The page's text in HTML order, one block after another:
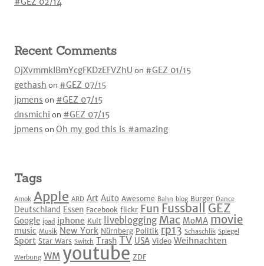
Recent Comments
OjXvmmkIBmYcgFKDzEFVZhU on #GEZ 01/15
gethash on #GEZ 07/15
jpmens on #GEZ 07/15
dnsmichi on #GEZ 07/15
jpmens on Oh my god this is #amazing
Tags
Amok Apple ARD Art Auto Awesome Bahn blog Burger Dance
Deutschland Essen Facebook flickr Fun Fussball GEZ
Google ipad iphone Kult liveblogging Mac MoMA movie
music Musik New York Nürnberg Politik rp13 Schaschlik Spiegel
Sport Star Wars Switch Trash TV USA Video Weihnachten
Werbung WM youtube ZDF